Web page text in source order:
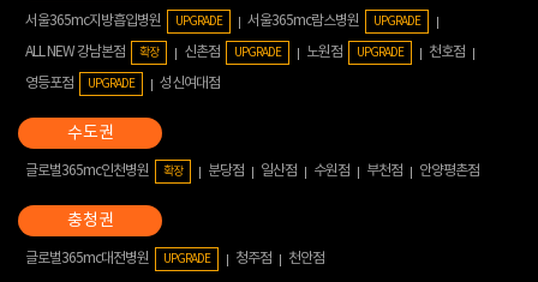
서울365mc지방흡입병원 UPGRADE 서울365mc람스병원 UPGRADE
ALL NEW 강남본점 확장 신촌점 UPGRADE 노원점 UPGRADE
천호점
영등포점
UPGRADE 성신여대점
글로벌365mc인천병원 확장 분당점 일산점 수원점 부천점 안양평촌점
글로벌365mc대전병원 UPGRADE 청주점 천안점